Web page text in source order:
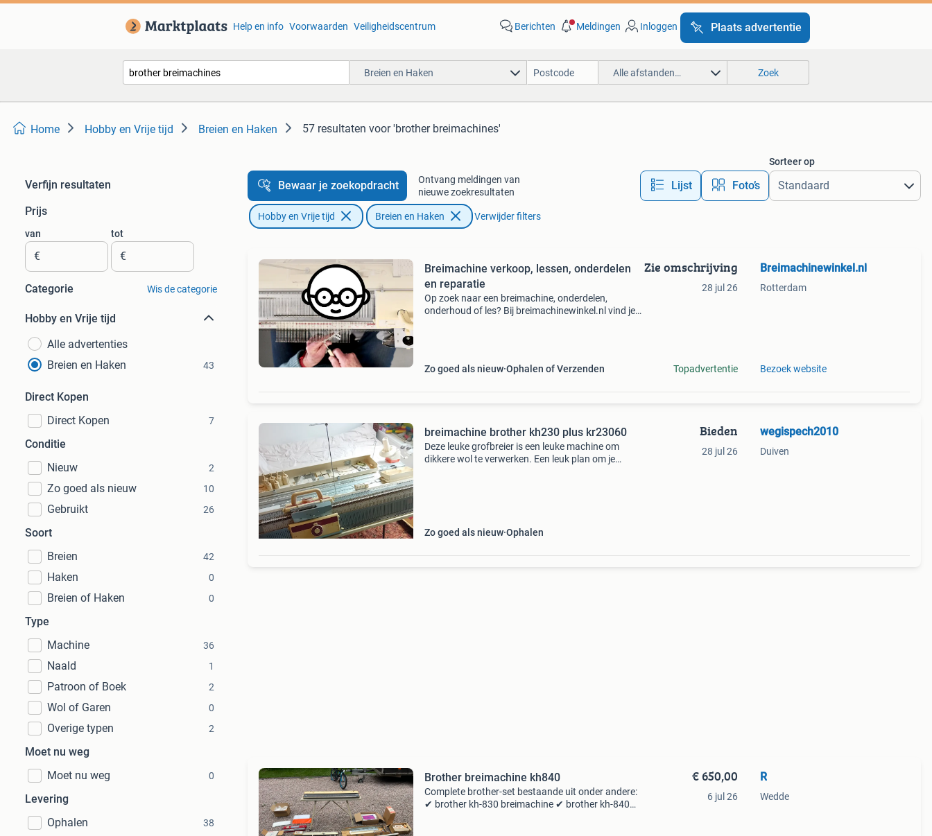
Help en info Voorwaarden Veiligheidscentrum Berichten Meldingen Inloggen Plaats advertentie
Breien en Haken Alle afstanden… Zoek
Home Hobby en Vrije tijd Breien en Haken 57 resultaten voor 'brother breimachines'
Verfijn resultaten
Prijs
van
€
tot
€
Categorie Wis de categorie
Hobby en Vrije tijd
Alle advertenties
Breien en Haken
43
Direct Kopen
Direct Kopen
7
Conditie
Nieuw
2
Zo goed als nieuw 10
Gebruikt 26
Soort
Breien
42
Haken 0
Breien of Haken 0
Type
Machine
36
Naald 1
Patroon of Boek 2
Wol of Garen 0
Overige typen 2
Moet nu weg
Moet nu weg
0
Levering
Ophalen
38
Bewaar je zoekopdracht
Ontvang meldingen van
nieuwe zoekresultaten
Lijst Foto’s
Sorteer op
Hobby en Vrije tijd Breien en Haken Verwijder filters
Breimachine verkoop, lessen, onderdelen
en reparatie
Op zoek naar een breimachine, onderdelen,
onderhoud of les? Bij breimachinewinkel.nl vind je
Zo goed als nieuw Ophalen of Verzenden
Zie omschrijving
28 jul 26
Topadvertentie
Breimachinewinkel.nl
Rotterdam
Bezoek website
breimachine brother kh230 plus kr23060
Deze leuke grofbreier is een leuke machine om
dikkere wol te verwerken. Een leuk plan om je
Zo goed als nieuw Ophalen
Bieden
28 jul 26
wegispech2010
Duiven
Brother breimachine kh840
Complete brother-set bestaande uit onder andere:
✔ brother kh-830 breimachine ✔ brother kh-840
€ 650,00
6 jul 26
R
Wedde